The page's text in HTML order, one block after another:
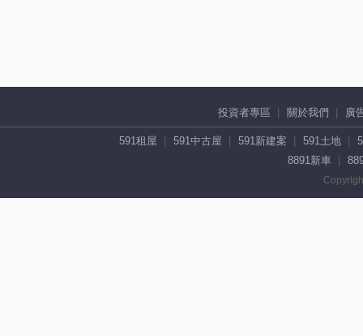
投資者專區 關於我們 廣
591租屋 591中古屋 591新建案 591土地
8891新車